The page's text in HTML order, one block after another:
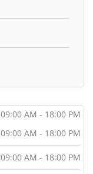
09:00 AM - 18:00 PM
09:00 AM - 18:00 PM
09:00 AM - 18:00 PM